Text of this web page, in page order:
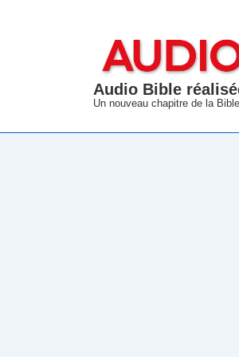
Audio Bible
Un nouveau chapitre de la